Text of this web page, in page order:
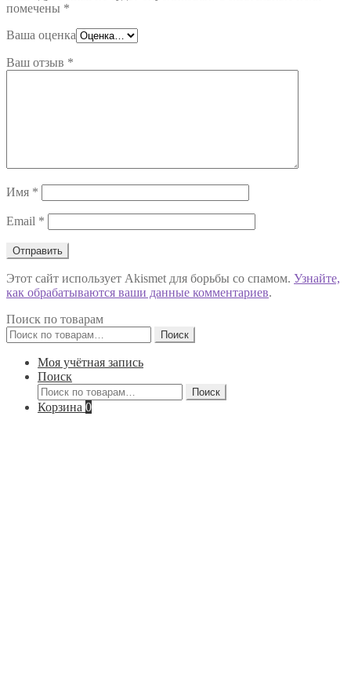
помечены *
Ваша оценка
Ваш отзыв *
Имя *
Email *
Этот сайт использует Akismet для борьбы со спамом. Узнайте,
как обрабатываются ваши данные комментариев.
Поиск по товарам
Искать:
Поиск
Моя учётная запись
Поиск
Искать:
Поиск
Корзина 0